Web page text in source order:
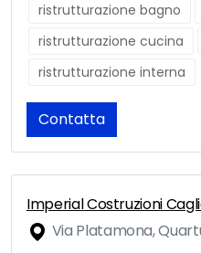
ristrutturazione bagno
ristrutturazione cucina
ristrutturazione interna
Contatta
Imperial Costruzioni
Via Platamona,